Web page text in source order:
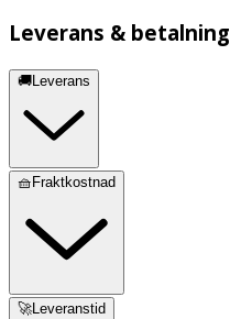
Leverans & betalning
🚚Leverans
🧺Fraktkostnad
🚀Leveranstid